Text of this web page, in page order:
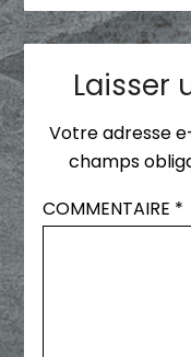
Laisser
Votre adresse
champs
COMMENTAIRE *